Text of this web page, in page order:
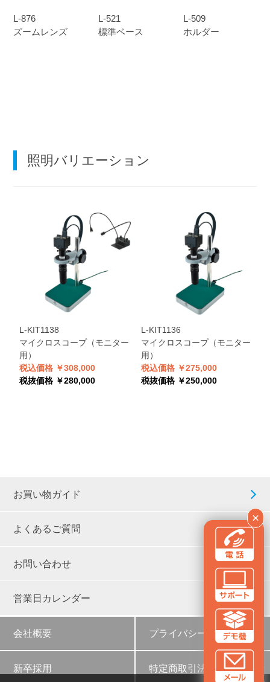
L-876
ズームレンズ
L-521
標準ベース
L-509
ホルダー
×
照明バリエーション
L-KIT1138
マイクロスコープ（モニター
用）
税込価格 ￥308,000
税抜価格 ￥280,000
L-KIT1136
マイクロスコープ（モニター
用）
税込価格 ￥275,000
税抜価格 ￥250,000
お買い物ガイド
よくあるご質問
お問い合わせ
営業日カレンダー
会社概要 プライバシーポリシー
新卒採用 特定商取引法に基づく表示